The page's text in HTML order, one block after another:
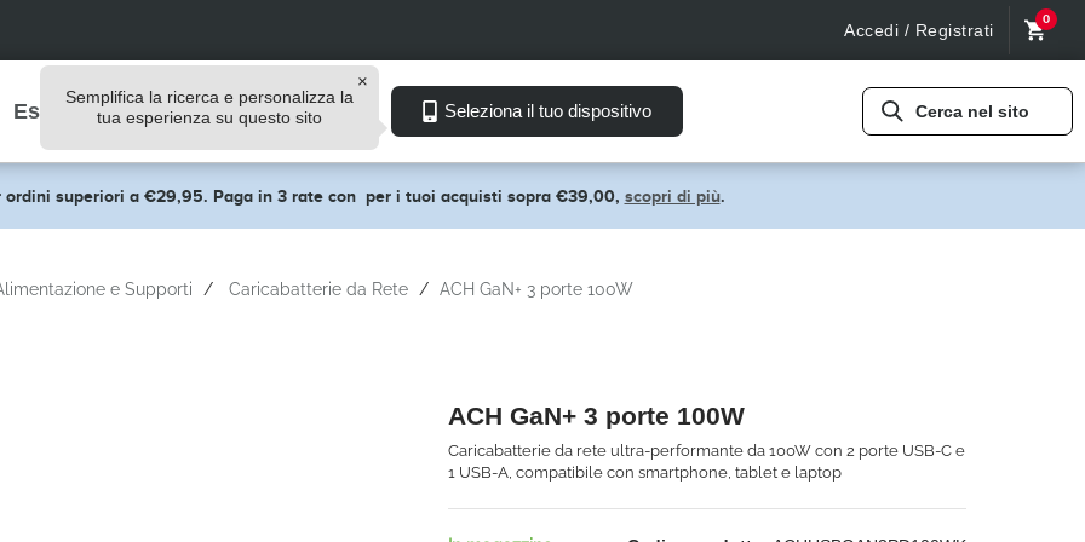
Accedi / Registrati
0
Esplora
Semplifica la ricerca e personalizza la
tua esperienza su questo sito
Seleziona il tuo dispositivo Cerca nel sito
ordini superiori a €29,95. Paga in 3 rate con per i tuoi acquisti sopra €39,00, scopri di più.
e Supporti Caricabatterie da Rete ACH GaN+ 3 porte 100W
ACH GaN+ 3 porte 100W
Caricabatterie da rete ultra-performante da 100W con 2 porte USB-C e
1 USB-A, compatibile con smartphone, tablet e laptop